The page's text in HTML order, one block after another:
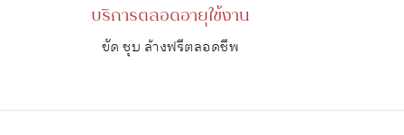
บริการตลอดอายุใช้งาน
ขัด ชุบ ล้างฟรีตลอดชีพ